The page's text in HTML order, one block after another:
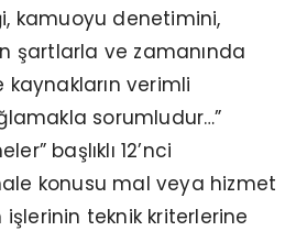
kamuoyu denetimini,
şartlarla ve zamanında
kaynakların verimli
sorumludur…”
başlıklı 12’nci
konusu mal veya hizmet
işlerinin teknik kriterlerine